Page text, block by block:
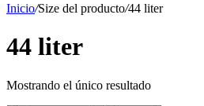
Inicio/Size del producto/44 liter
44 liter
Mostrando el único resultado